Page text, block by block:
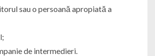
sau o persoană apropiată a
de intermedieri.